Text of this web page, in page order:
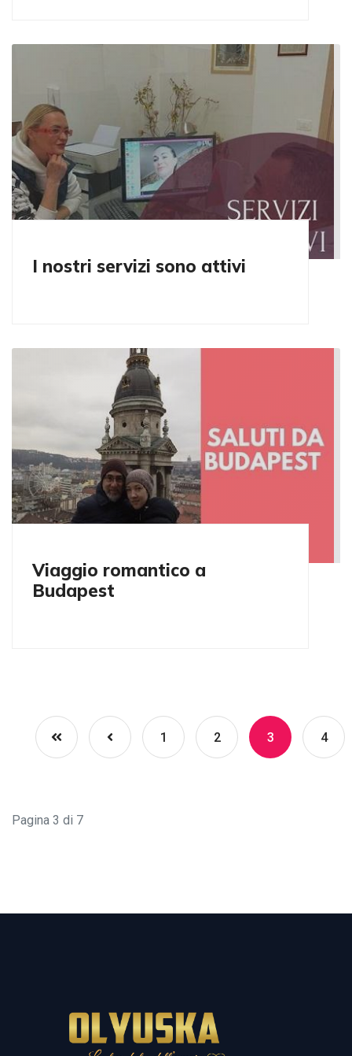
I nostri servizi sono attivi
Viaggio romantico a
Budapest
1 2 3 4
Pagina 3 di 7